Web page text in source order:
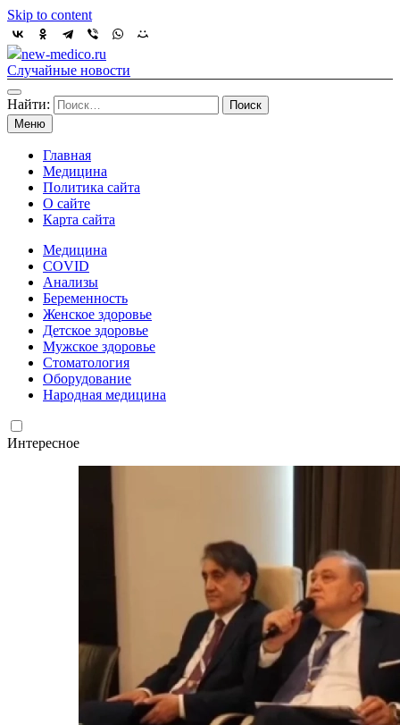
Skip to content
new-medico.ru
Случайные новости
Найти:
Меню
Главная
Медицина
Политика сайта
О сайте
Карта сайта
Медицина
COVID
Анализы
Беременность
Женское здоровье
Детское здоровье
Мужское здоровье
Стоматология
Оборудование
Народная медицина
Интересное